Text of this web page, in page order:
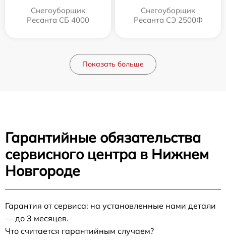
Снегоуборщик
Ресанта СБ 4000
Снегоуборщик
Ресанта СЭ 2500Ф
Показать больше
Гарантийные обязательства
сервисного центра в Нижнем
Новгороде
Гарантия от сервиса: на установленные нами детали
— до 3 месяцев.
Что считается гарантийным случаем?